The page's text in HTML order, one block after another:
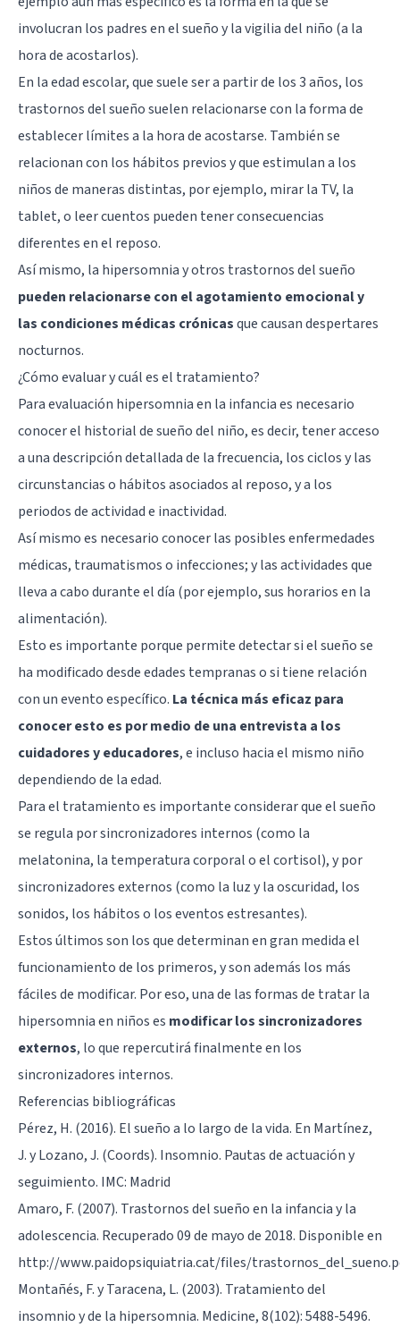
involucran los padres en el sueño y la vigilia del niño (a la
hora de acostarlos).
En la edad escolar, que suele ser a partir de los 3 años, los
trastornos del sueño suelen relacionarse con la forma de
establecer límites a la hora de acostarse. También se
relacionan con los hábitos previos y que estimulan a los
niños de maneras distintas, por ejemplo, mirar la TV, la
tablet, o leer cuentos pueden tener consecuencias
diferentes en el reposo.
Así mismo, la hipersomnia y otros trastornos del sueño
pueden relacionarse con el agotamiento emocional y
las condiciones médicas crónicasque causan despertares
nocturnos.
¿Cómo evaluar y cuál es el tratamiento?
Para evaluación hipersomnia en la infancia es necesario
conocer el historial de sueño del niño, es decir, tener acceso
a una descripción detallada de la frecuencia, los ciclos y las
circunstancias o hábitos asociados al reposo, y a los
periodos de actividad e inactividad.
Así mismo es necesario conocer las posibles enfermedades
médicas, traumatismos o infecciones; y las actividades que
lleva a cabo durante el día (por ejemplo, sus horarios en la
alimentación).
Esto es importante porque permite detectar si el sueño se
ha modificado desde edades tempranas o si tiene relación
con un evento específico. La técnica más eficaz para
conocer esto es por medio de una entrevista a los
cuidadores y educadores, e incluso hacia el mismo niño
dependiendo de la edad.
Para el tratamiento es importante considerar que el sueño
se regula por sincronizadores internos (como la
melatonina, la temperatura corporal o el cortisol), y por
sincronizadores externos (como la luz y la oscuridad, los
sonidos, los hábitos o los eventos estresantes).
Estos últimos son los que determinan en gran medida el
funcionamiento de los primeros, y son además los más
fáciles de modificar. Por eso, una de las formas de tratar la
hipersomnia en niños es modificar los sincronizadores
externos, lo que repercutirá finalmente en los
sincronizadores internos.
Referencias bibliográficas
Pérez, H. (2016). El sueño a lo largo de la vida. En Martínez,
J. y Lozano, J. (Coords). Insomnio. Pautas de actuación y
seguimiento. IMC: Madrid
Amaro, F. (2007). Trastornos del sueño en la infancia y la
adolescencia. Recuperado 09 de mayo de 2018. Disponible en
http://www.paidopsiquiatria.cat/files/
Montañés, F. y Taracena, L. (2003). Tratamiento del
insomnio y de la hipersomnia. Medicine, 8(102): 5488-5496.